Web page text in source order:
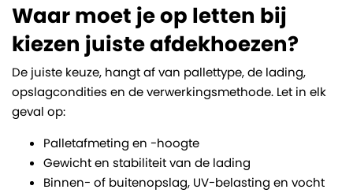
Waar moet je op letten bij
kiezen juiste afdekhoezen?
De juiste keuze, hangt af van pallettype, de lading,
opslagcondities en de verwerkingsmethode. Let in elk
geval op:
Palletafmeting en -hoogte
Gewicht en stabiliteit van de lading
Binnen- of buitenopslag, UV-belasting en vocht